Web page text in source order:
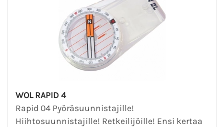
WOL RAPID 4
Rapid 04 Pyöräsuunnistajille!
Hiihtosuunnistajille! Retkeilijöille! Ensi kertaa